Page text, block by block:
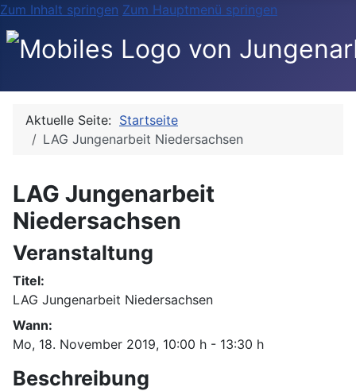
Zum Inhalt springen Zum Hauptmenü springen
Aktuelle Seite: Startseite
LAG Jungenarbeit Niedersachsen
LAG Jungenarbeit
Niedersachsen
Veranstaltung
Titel:
LAG Jungenarbeit Niedersachsen
Wann:
Mo, 18. November 2019, 10:00 h - 13:30 h
Beschreibung